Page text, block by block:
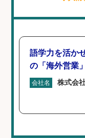
語学力を活か
の「海外営業
会社名 株式会